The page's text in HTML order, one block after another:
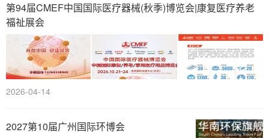
第94届CMEF中国国际医疗器械(秋季)博览会|康复医疗养老
福祉展会
2026-04-14
2027第10届广州国际环博会